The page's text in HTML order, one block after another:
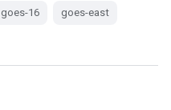
goes-16 goes-east